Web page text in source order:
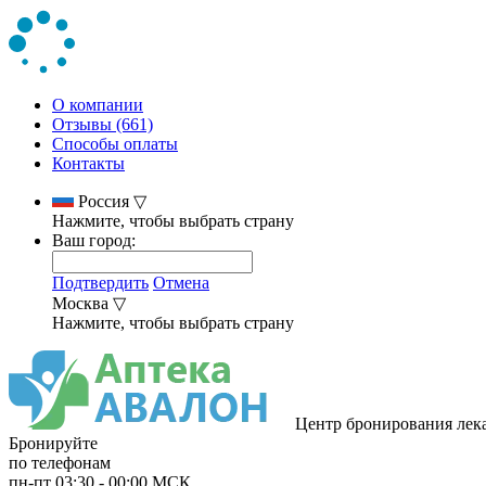
О компании
Отзывы (661)
Способы оплаты
Контакты
Россия ▽
Нажмите, чтобы выбрать страну
Ваш город:
Подтвердить Отмена
Москва ▽
Нажмите, чтобы выбрать страну
Центр бронирования
Бронируйте
по телефонам
пн-пт 03:30 - 00:00 МСК